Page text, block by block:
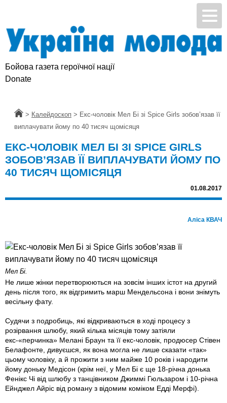
Бойова газета героїчної нації
Donate
Головна
> Калейдоскоп > Екс-чоловік Мел Бі зі Spice Girls зобов’язав її
виплачувати йому по 40 тисяч щомісяця
ЕКС-ЧОЛОВІК МЕЛ БІ ЗІ SPICE GIRLS
ЗОБОВ’ЯЗАВ ЇЇ ВИПЛАЧУВАТИ ЙОМУ ПО
40 ТИСЯЧ ЩОМІСЯЦЯ
01.08.2017
Аліса КВАЧ
Мел Бі.
Не лише жінки перетворюються на зовсім інших істот на другий
день після того, як відгримить марш Мендельсона і вони знімуть
весільну фату.
Судячи з подробиць, які відкриваються в ході процесу з
розірвання шлюбу, який кілька місяців тому затіяли
екс-«перчинка» Мелані Браун та її екс-чоловік, продюсер Стівен
Белафонте, дивуєшся, як вона могла не лише сказати «так»
цьому чоловіку, а й прожити з ним майже 10 років і народити
йому доньку Медісон (крім неї, у Мел Бі є ще 18-річна донька
Фенікс Чі від шлюбу з танцівником Джиммі Гюльзаром i 10-річна
Ейнджел Айріс від роману з відомим коміком Едді Мерфі).